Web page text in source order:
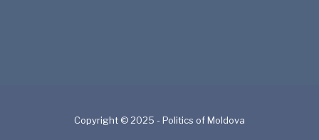
Copyright © 2025 - Politics of Moldova